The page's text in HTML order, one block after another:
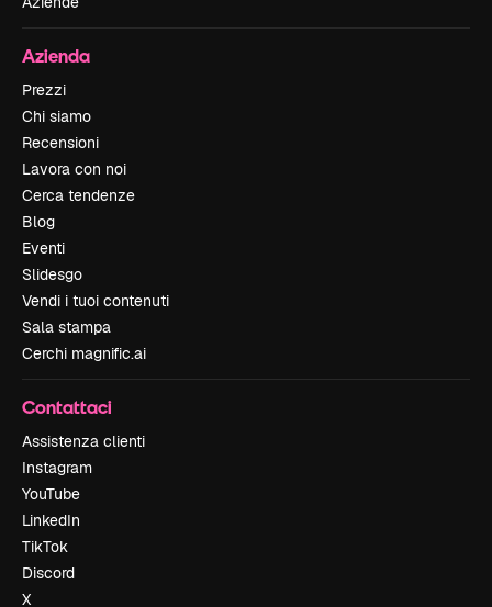
Azienda
Prezzi
Chi siamo
Recensioni
Lavora con noi
Cerca tendenze
Blog
Eventi
Slidesgo
Vendi i tuoi contenuti
Sala stampa
Cerchi magnific.ai
Contattaci
Assistenza clienti
Instagram
YouTube
LinkedIn
TikTok
Discord
X